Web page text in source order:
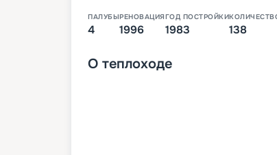
ПАЛУБЫ
4
РЕНОВАЦИЯ
1996
ГОД ПОСТРОЙКИ
1983 138
О теплоходе